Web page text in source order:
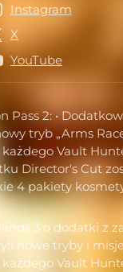
Pass 2: •
tryb „Arms
Vault
Director's Cut
4 pakiety
3 o dodatki z
nowe tryby i
Vault
Instagram
X
YouTube